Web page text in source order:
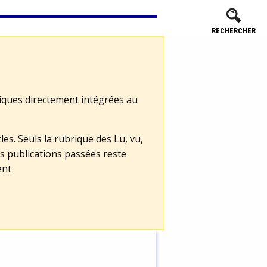
RECHERCHER
directement intégrées au
Seuls la rubrique des Lu, vu,
publications passées reste